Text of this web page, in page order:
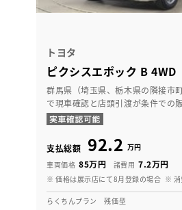
トヨタ
ピクシスエポック B 4WD
群馬県（埼玉県、栃木県の隣接市
で現車確認と店頭引渡が条件での
支払総額 92.2 万円
車両価格 85万円 諸費用 7.2万円
※ 価格は展示店にて8月登録の場合 ※ 消
らくちんプラン 残価型